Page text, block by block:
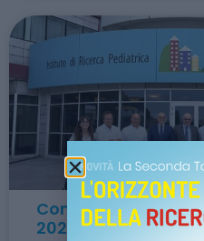
Comunicato
2026